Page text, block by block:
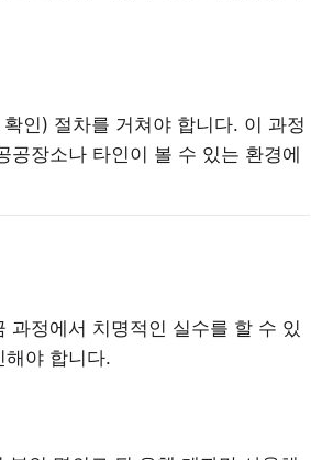
인) 절차를 거쳐야 합니다. 이 과정
장소나 타인이 볼 수 있는 환경에
과정에서 치명적인 실수를 할 수 있
해야 합니다.